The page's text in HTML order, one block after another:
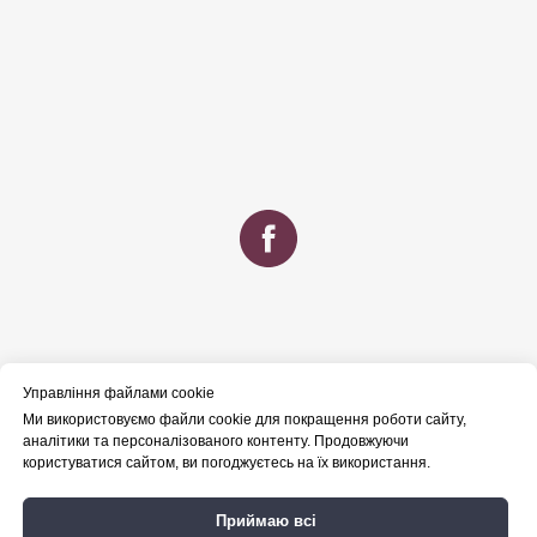
Професійно. Вчасно. Ефективно.
Управління файлами cookie
Ми використовуємо файли cookie для покращення роботи сайту,
аналітики та персоналізованого контенту. Продовжуючи
користуватися сайтом, ви погоджуєтесь на їх використання.
Приймаю всі